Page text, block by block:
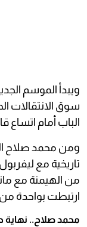
سوق الانتقالات
الباب أمام اتساع
ومن محمد صلاح
تاريخية مع
من الهيمنة مع
ارتبطت بواحدة من
محمد صلاح.. نهاية